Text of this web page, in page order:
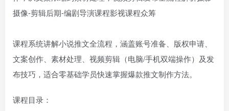
课程系统讲解小说推文全流程，涵盖账号准备、版权申请、
文案创作、素材处理、视频剪辑（电脑/手机双端操作）及发
布技巧，适合零基础学员快速掌握爆款推文制作方法。
课程目录：